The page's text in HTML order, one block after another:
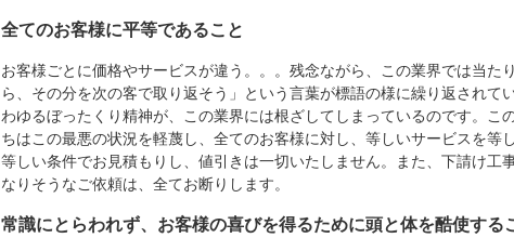
全てのお客様に平等であること
お客様ごとに価格やサービスが違う。。。残念ながら、この業界では当た
ら、その分を次の客で取り返そう」という言葉が標語の様に繰り返され
わゆるぼったくり精神が、この業界には根ざしてしまっているのです。こ
ちはこの最悪の状況を軽蔑し、全てのお客様に対し、等しいサービスを等
等しい条件でお見積もりし、値引きは一切いたしません。また、下請け工
なりそうなご依頼は、全てお断りします。
常識にとらわれず、お客様の喜びを得るために頭と体を酷使する